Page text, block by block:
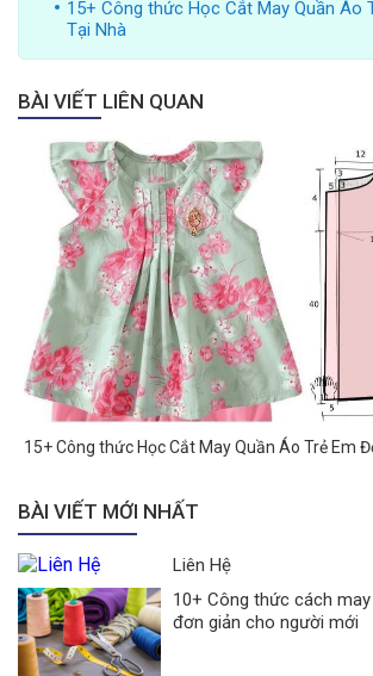
15+ Công thức Học Cắt May Quần Áo
Tại Nhà
BÀI VIẾT LIÊN QUAN
15+ Công thức Học Cắt May Quần Áo Trẻ Em
BÀI VIẾT MỚI NHẤT
Liên Hệ
10+ Công thức cách
đơn giản cho người mới